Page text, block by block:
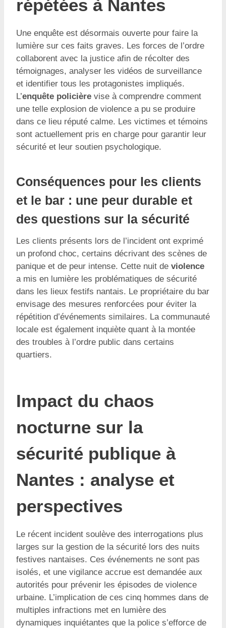
répétées à Nantes
Une enquête est désormais ouverte pour faire la
lumière sur ces faits graves. Les forces de l’ordre
collaborent avec la justice afin de récolter des
témoignages, analyser les vidéos de surveillance
et identifier tous les protagonistes impliqués.
L’enquête policière vise à comprendre comment
une telle explosion de violence a pu se produire
dans ce lieu réputé calme. Les victimes et témoins
sont actuellement pris en charge pour garantir leur
sécurité et leur soutien psychologique.
Conséquences pour les clients
et le bar : une peur durable et
des questions sur la sécurité
Les clients présents lors de l’incident ont exprimé
un profond choc, certains décrivant des scènes de
panique et de peur intense. Cette nuit de violence
a mis en lumière les problématiques de sécurité
dans les lieux festifs nantais. Le propriétaire du bar
envisage des mesures renforcées pour éviter la
répétition d’événements similaires. La communauté
locale est également inquiète quant à la montée
des troubles à l’ordre public dans certains
quartiers.
Impact du chaos
nocturne sur la
sécurité publique à
Nantes : analyse et
perspectives
Le récent incident soulève des interrogations plus
larges sur la gestion de la sécurité lors des nuits
festives nantaises. Ces événements ne sont pas
isolés, et une vigilance accrue est demandée aux
autorités pour prévenir les épisodes de violence
urbaine. L’implication de ces cinq hommes dans de
multiples infractions met en lumière des
dynamiques inquiétantes que la police s’efforce de